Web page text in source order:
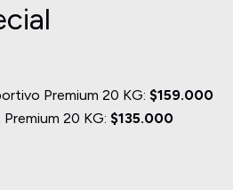
Premium 20 KG: $159.000
20 KG: $135.000